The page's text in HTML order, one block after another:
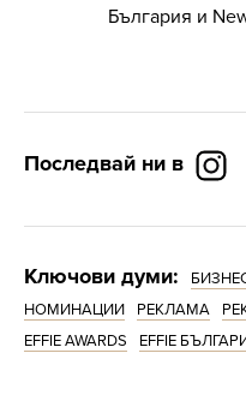
България и
Последвай ни в
Ключови думи:
НОМИНАЦИИ
РЕКЛАМА
EFFIE AWARDS
EFFIE